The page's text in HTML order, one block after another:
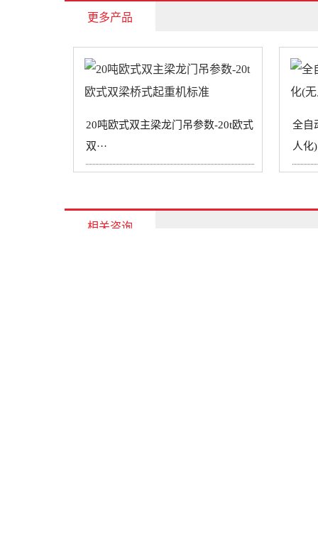
更多产品
20吨欧式双主梁龙门吊参数-20t欧式
双···
全自
人化
相关咨询